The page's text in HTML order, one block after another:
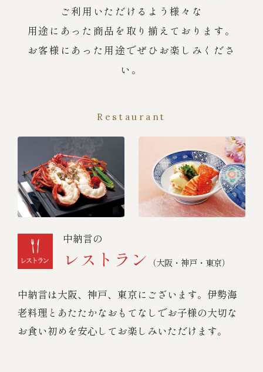
ご利用いただけるよう様々な
用途にあった商品を取り揃えております。
お客様にあった用途でぜひお楽しみくださ
い。
Restaurant
中納言の
レストラン （大阪・神戸・東京）
中納言は大阪、神戸、東京にございます。伊勢海
老料理とあたたかなおもてなしでお子様の大切な
お食い初めを安心してお楽しみいただけます。